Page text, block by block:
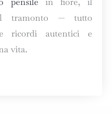
tramonto — tutto
ricordi autentici e
vita.